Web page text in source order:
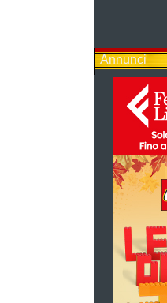
Annunci